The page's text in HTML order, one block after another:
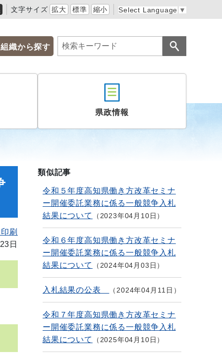
文字サイズ 拡大 標準 縮小 Select Language ▼
組織から探す
県政情報
刷
日
類似記事
令和５年度高知県働き方改革セミナ
ー開催委託業務に係る一般競争入札
結果について
2023年04月10日
令和６年度高知県働き方改革セミナ
ー開催委託業務に係る一般競争入札
結果について
2024年04月03日
入札結果の公表 2024年04月11日
令和７年度高知県働き方改革セミナ
ー開催委託業務に係る一般競争入札
結果について
2025年04月10日